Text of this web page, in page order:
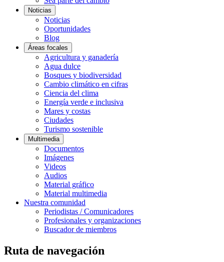
Noticias
Noticias
Oportunidades
Blog
Áreas focales
Agricultura y ganadería
Agua dulce
Bosques y biodiversidad
Cambio climático en cifras
Ciencia del clima
Energía verde e inclusiva
Mares y costas
Ciudades
Turismo sostenible
Multimedia
Documentos
Imágenes
Videos
Audios
Material gráfico
Material multimedia
Nuestra comunidad
Periodistas / Comunicadores
Profesionales y organizaciones
Buscador de miembros
Ruta de navegación